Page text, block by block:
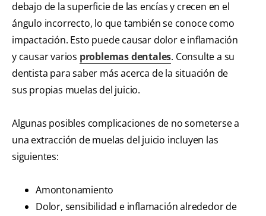
debajo de la superficie de las encías y crecen en el
ángulo incorrecto, lo que también se conoce como
impactación. Esto puede causar dolor e inflamación
y causar varios problemas dentales. Consulte a su
dentista para saber más acerca de la situación de
sus propias muelas del juicio.
Algunas posibles complicaciones de no someterse a
una extracción de muelas del juicio incluyen las
siguientes:
Amontonamiento
Dolor, sensibilidad e inflamación alrededor de